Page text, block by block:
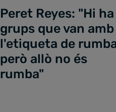
Peret Reyes: "Hi ha
grups que van amb
l'etiqueta de
però allò no és
rumba"